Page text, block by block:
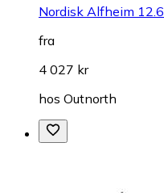
Nordisk Alfheim
fra
4 027 kr
hos Outnorth